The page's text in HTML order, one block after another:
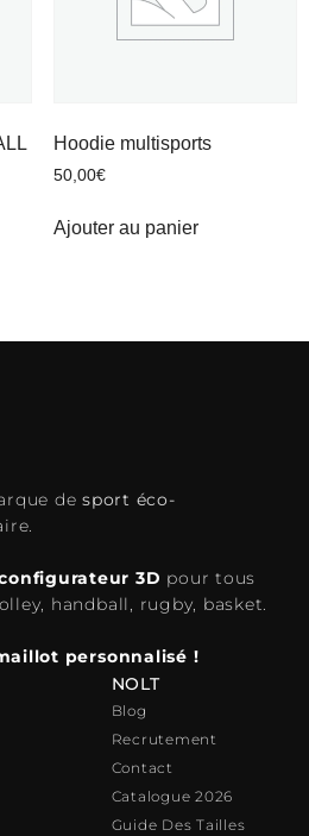
Hoodie multisports
50,00€
Ajouter au panier
desport éco-
3D pour tous
handball, rugby, basket.
personnalisé !
NOLT
Blog
Recrutement
Contact
Catalogue 2026
Guide Des Tailles